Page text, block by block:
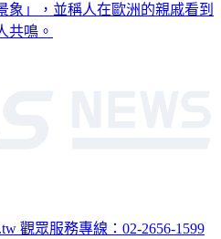
象」，並稱人在歐洲的親戚看到
共鳴。
觀眾服務專線：02-2656-1599